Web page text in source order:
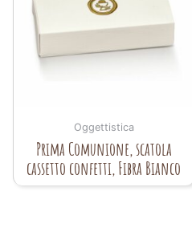
Oggettistica
Prima Comunione, scatola
cassetto confetti, Fibra Bianco